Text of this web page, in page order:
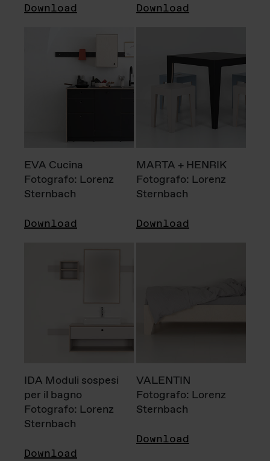
Download Download
EVA Cucina
Fotografo: Lorenz
Sternbach
Download
MARTA + HENRIK
Fotografo: Lorenz
Sternbach
Download
IDA Moduli sospesi
per il bagno
Fotografo: Lorenz
Sternbach
Download
VALENTIN
Fotografo: Lorenz
Sternbach
Download